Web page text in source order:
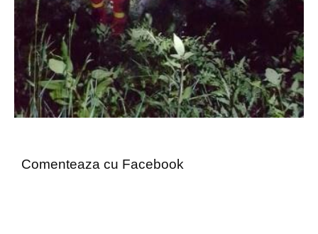
Comenteaza cu Facebook